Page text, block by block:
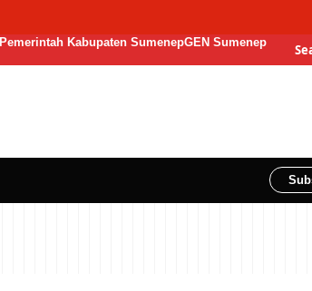
Pemerintah Kabupaten SumenepGEN Sumenep